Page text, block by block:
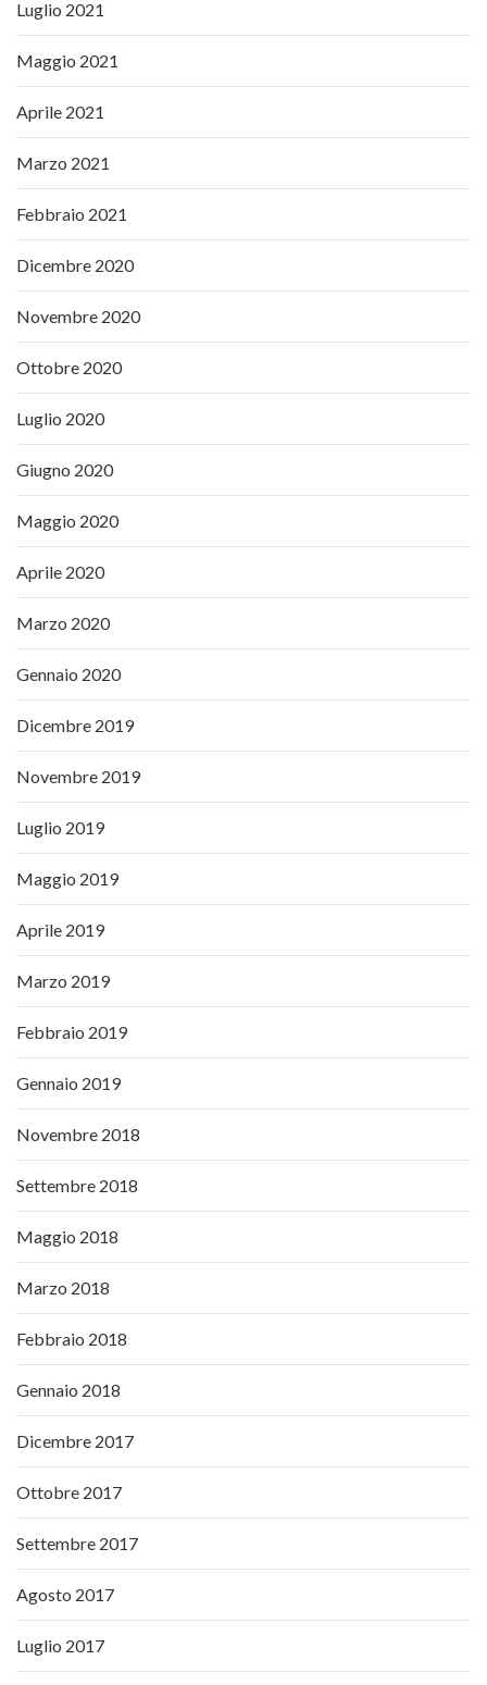
Luglio 2021
Maggio 2021
Aprile 2021
Marzo 2021
Febbraio 2021
Dicembre 2020
Novembre 2020
Ottobre 2020
Luglio 2020
Giugno 2020
Maggio 2020
Aprile 2020
Marzo 2020
Gennaio 2020
Dicembre 2019
Novembre 2019
Luglio 2019
Maggio 2019
Aprile 2019
Marzo 2019
Febbraio 2019
Gennaio 2019
Novembre 2018
Settembre 2018
Maggio 2018
Marzo 2018
Febbraio 2018
Gennaio 2018
Dicembre 2017
Ottobre 2017
Settembre 2017
Agosto 2017
Luglio 2017